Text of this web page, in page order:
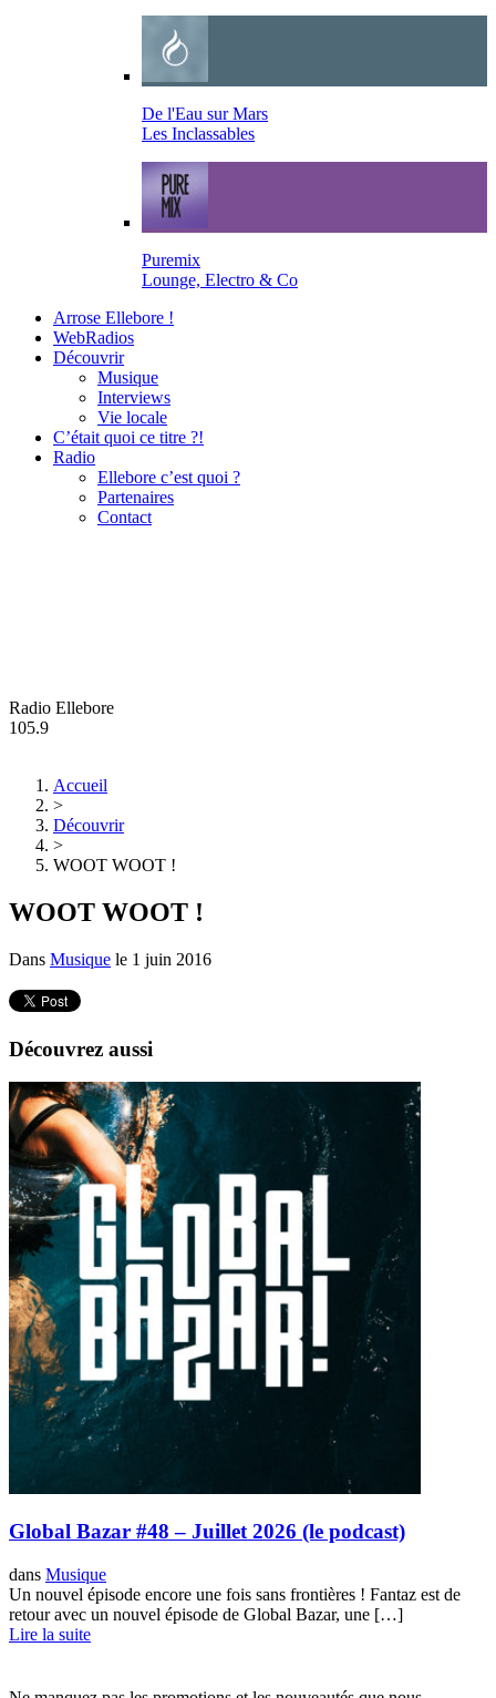
De l'Eau sur Mars
Les Inclassables
Puremix
Lounge, Electro & Co
Arrose Ellebore !
WebRadios
Découvrir
Musique
Interviews
Vie locale
C’était quoi ce titre ?!
Radio
Ellebore c’est quoi ?
Partenaires
Contact
Radio Ellebore
105.9
Accueil
>
Découvrir
>
WOOT WOOT !
WOOT WOOT !
Dans Musique le 1 juin 2016
Découvrez aussi
Global Bazar #48 – Juillet 2026 (le podcast)
dans Musique
Un nouvel épisode encore une fois sans frontières ! Fantaz est de
retour avec un nouvel épisode de Global Bazar, une […]
Lire la suite